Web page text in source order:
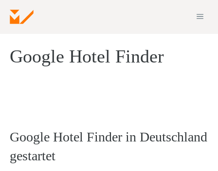
Inhalt
Google Hotel Finder
Google Hotel Finder in Deutschland
gestartet